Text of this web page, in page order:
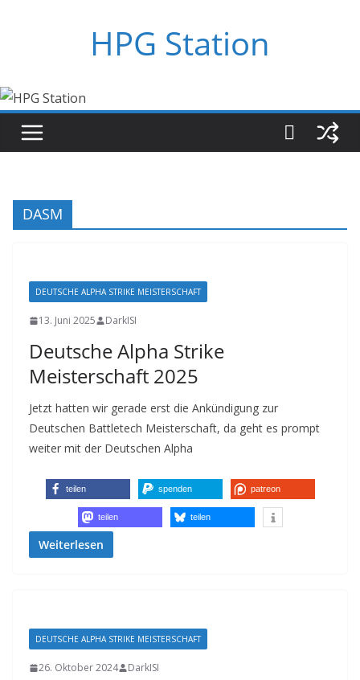
HPG Station
DASM
DEUTSCHE ALPHA STRIKE MEISTERSCHAFT
13. Juni 2025 DarkISI
Deutsche Alpha Strike
Meisterschaft 2025
Jetzt hatten wir gerade erst die Ankündigung zur
Deutschen Battletech Meisterschaft, da geht es prompt
weiter mit der Deutschen Alpha
teilen spenden patreon
teilen teilen
Weiterlesen
DEUTSCHE ALPHA STRIKE MEISTERSCHAFT
26. Oktober 2024 DarkISI